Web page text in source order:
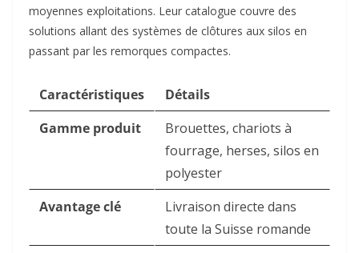
moyennes exploitations. Leur catalogue couvre des
solutions allant des systèmes de clôtures aux silos en
passant par les remorques compactes.
Caractéristiques
Détails
Gamme produit
Brouettes, chariots à
fourrage, herses, silos en
polyester
Avantage clé
Livraison directe dans
toute la Suisse romande